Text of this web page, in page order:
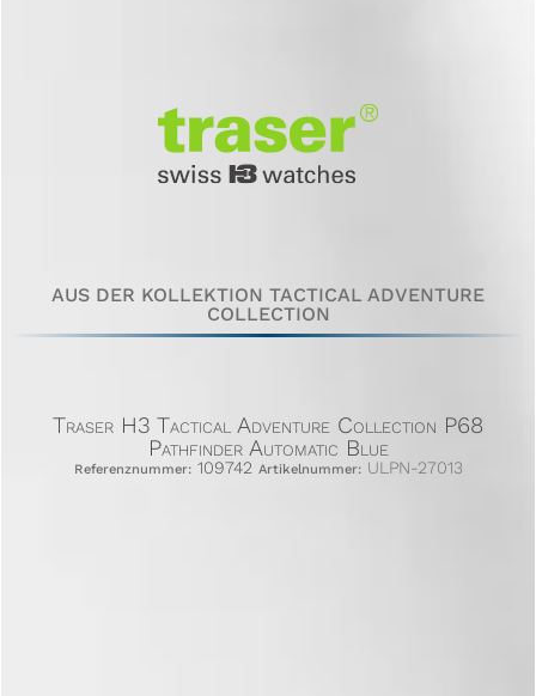
AUS DER KOLLEKTION TACTICAL ADVENTURE
COLLECTION
Traser H3 Tactical Adventure Collection P68
Pathfinder Automatic Blue
Referenznummer: 109742 Artikelnummer:ULPN-27013